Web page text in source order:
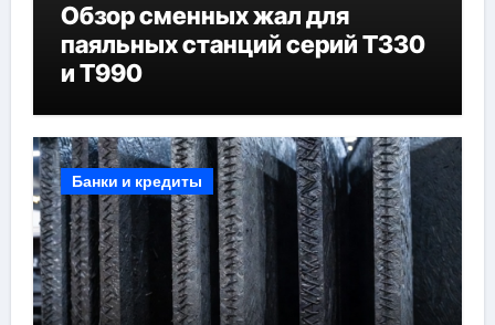
Обзор сменных жал для
паяльных станций серий T330
и T990
Банки и кредиты